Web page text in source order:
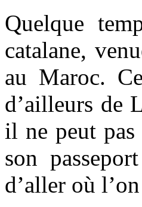
Quelque
catalane,
au Maroc.
d’ailleurs de
il ne peut
son
d’aller où